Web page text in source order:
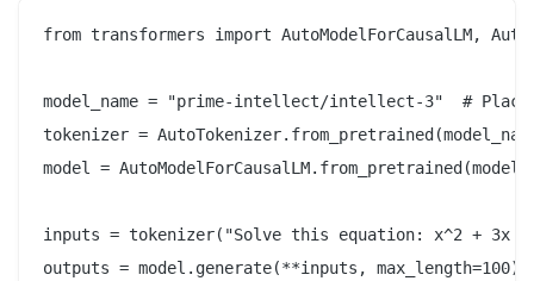
from transformers import AutoModelForCausalLM,
model_name = "prime-intellect/intellect-3"  #
tokenizer =
model =
inputs = tokenizer("Solve this equation: x^2 + 3x
outputs = model.generate(**inputs, max_length=100)